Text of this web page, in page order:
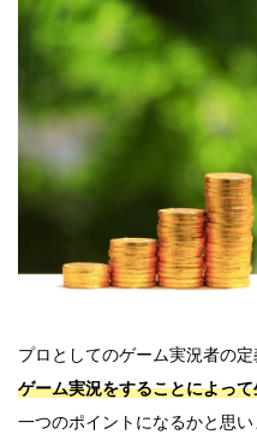
プロとしてのゲーム実況者の
ゲーム実況をすることによっ
一つのポイントになるかと思い